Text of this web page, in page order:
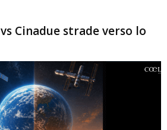
Cinadue strade verso lo